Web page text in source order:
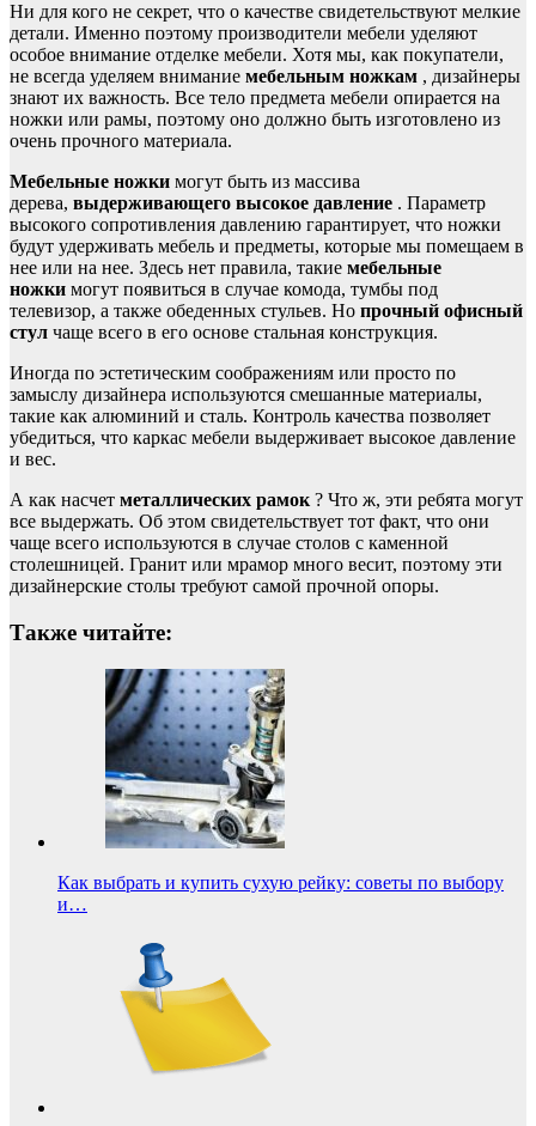
Ни для кого не секрет, что о качестве свидетельствуют мелкие
детали. Именно поэтому производители мебели уделяют
особое внимание отделке мебели. Хотя мы, как покупатели,
не всегда уделяем внимание мебельным ножкам , дизайнеры
знают их важность. Все тело предмета мебели опирается на
ножки или рамы, поэтому оно должно быть изготовлено из
очень прочного материала.
Мебельные ножки могут быть из массива
дерева, выдерживающего высокое давление . Параметр
высокого сопротивления давлению гарантирует, что ножки
будут удерживать мебель и предметы, которые мы помещаем в
нее или на нее. Здесь нет правила, такие мебельные
ножки могут появиться в случае комода, тумбы под
телевизор, а также обеденных стульев. Но прочный офисный
стул чаще всего в его основе стальная конструкция.
Иногда по эстетическим соображениям или просто по
замыслу дизайнера используются смешанные материалы,
такие как алюминий и сталь. Контроль качества позволяет
убедиться, что каркас мебели выдерживает высокое давление
и вес.
А как насчет металлических рамок ? Что ж, эти ребята могут
все выдержать. Об этом свидетельствует тот факт, что они
чаще всего используются в случае столов с каменной
столешницей. Гранит или мрамор много весит, поэтому эти
дизайнерские столы требуют самой прочной опоры.
Также читайте:
Как выбрать и купить сухую рейку: советы по выбору
и…